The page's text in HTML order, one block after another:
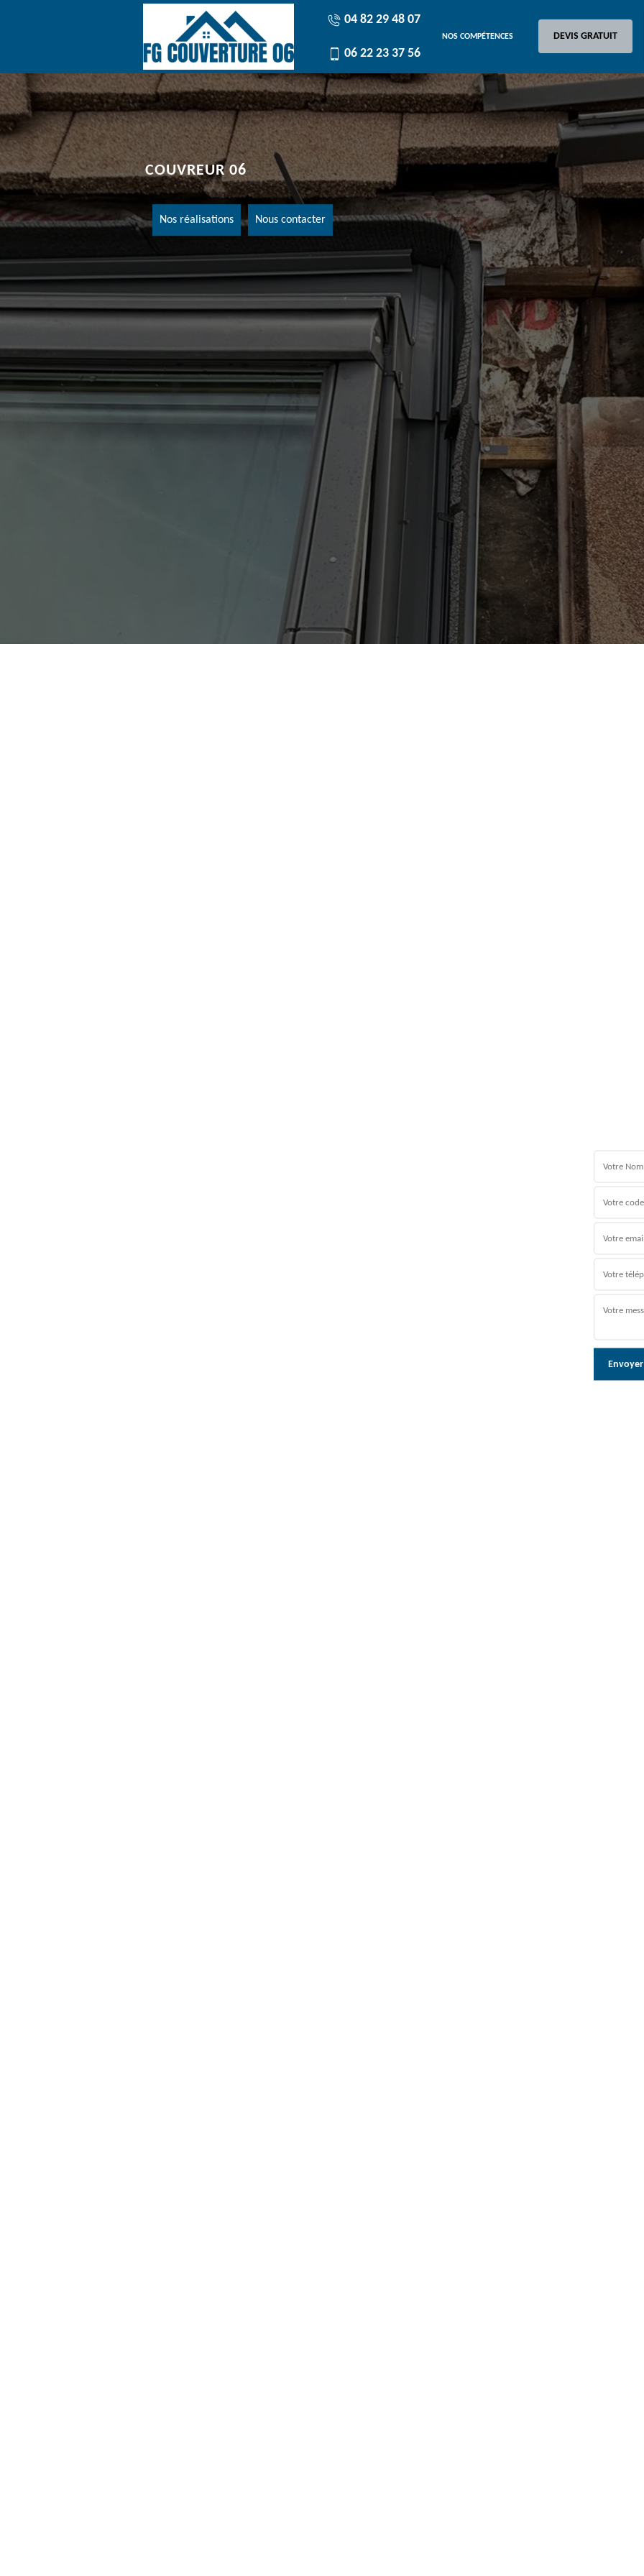
04 82 29 48 07
06 22 23 37 56
NOS COMPÉTENCES DEVIS GRATUIT
COUVREUR 06
Nos réalisations Nous contacter